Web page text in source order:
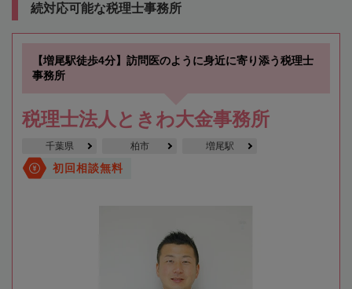
続対応可能な税理士事務所
【増尾駅徒歩4分】訪問医のように身近に寄り添う税理士
事務所
税理士法人ときわ大金事務所
千葉県 柏市 増尾駅
初回相談無料